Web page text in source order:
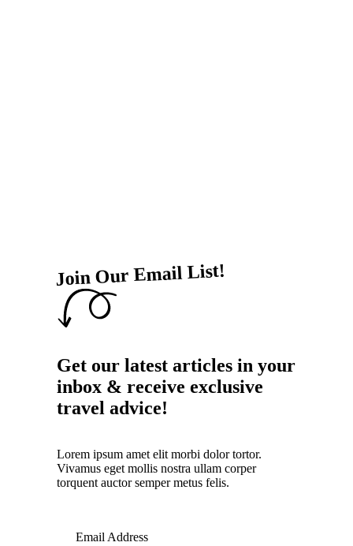
Join Our Email List!
Get our latest articles in your
inbox & receive exclusive
travel advice!
Lorem ipsum amet elit morbi dolor tortor.
Vivamus eget mollis nostra ullam corper
torquent auctor semper metus felis.
Email Address